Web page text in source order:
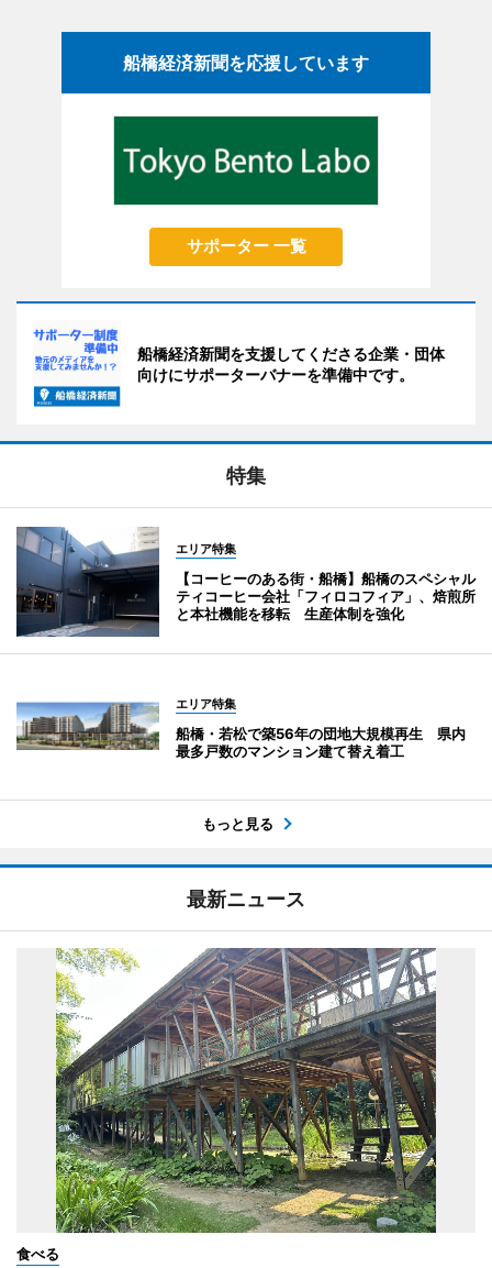
船橋経済新聞を応援しています
サポーター 一覧
船橋経済新聞を支援してくださる企業・団体
向けにサポーターバナーを準備中です。
特集
エリア特集
【コーヒーのある街・船橋】船橋のスペシャル
ティコーヒー会社「フィロコフィア」、焙煎所
と本社機能を移転 生産体制を強化
エリア特集
船橋・若松で築56年の団地大規模再生 県内
最多戸数のマンション建て替え着工
もっと見る
最新ニュース
食べる